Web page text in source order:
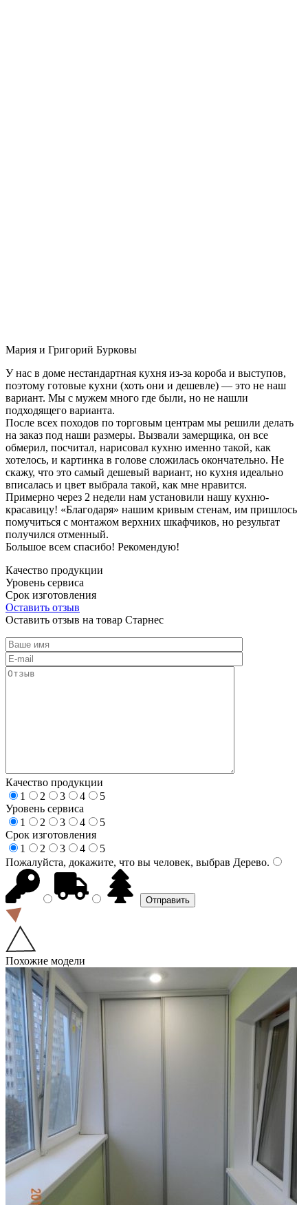
Мария и Григорий Бурковы
У нас в доме нестандартная кухня из-за короба и выступов,
поэтому готовые кухни (хоть они и дешевле) — это не наш
вариант. Мы с мужем много где были, но не нашли
подходящего варианта.
После всех походов по торговым центрам мы решили делать
на заказ под наши размеры. Вызвали замерщика, он все
обмерил, посчитал, нарисовал кухню именно такой, как
хотелось, и картинка в голове сложилась окончательно. Не
скажу, что это самый дешевый вариант, но кухня идеально
вписалась и цвет выбрала такой, как мне нравится.
Примерно через 2 недели нам установили нашу кухню-
красавицу! «Благодаря» нашим кривым стенам, им пришлось
помучиться с монтажом верхних шкафчиков, но результат
получился отменный.
Большое всем спасибо! Рекомендую!
Качество продукции
Уровень сервиса
Срок изготовления
Оставить отзыв
Оставить отзыв на товар Старнес
Качество продукции
1
2 3 4
5
Уровень сервиса
1
2 3 4
5
Срок изготовления
1
2 3 4
5
Пожалуйста, докажите, что вы человек, выбрав Дерево.
Похожие модели